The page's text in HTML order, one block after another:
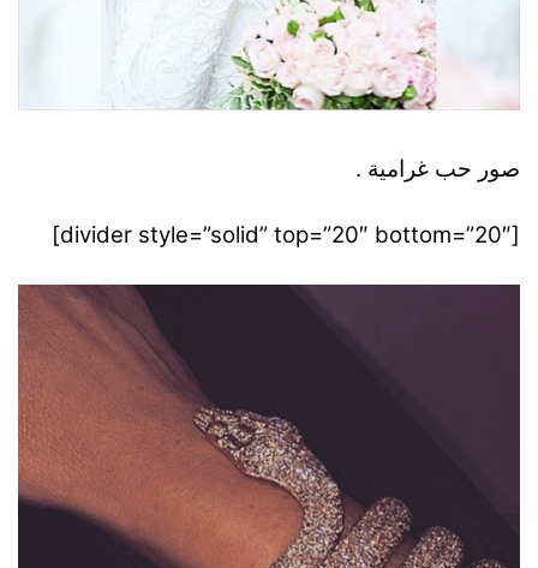
صور حب غرامية .
[divider style=”solid” top=”20″ bottom=”20″]